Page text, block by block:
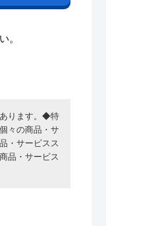
。
ります。◆特
々の商品・サ
・サービスス
品・サービス